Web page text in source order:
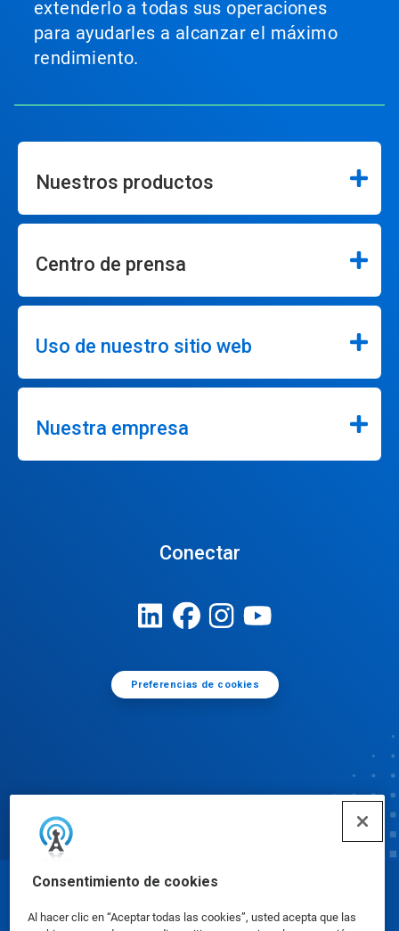
Consentimiento de cookies
Al hacer clic en “Aceptar todas las cookies”, usted acepta que las
extenderlo a todas sus operaciones
para ayudarles a alcanzar el máximo
rendimiento.
Nuestros productos
Centro de prensa
Uso de nuestro sitio web
Nuestra empresa
Conectar
Preferencias de cookies